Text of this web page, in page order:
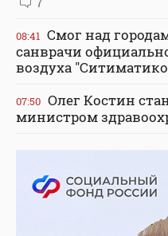
08:41 Смог над
санврачи
воздуха
07:50 Олег Костин
министром